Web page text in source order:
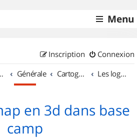
Menu
Connexion
Inscription
Générale Cartographie et GPS Les logiciels
en 3d dans base
camp